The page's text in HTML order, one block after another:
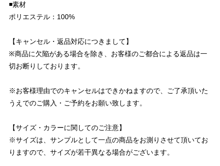
◾️素材
ポリエステル：100%
【キャンセル・返品対応につきまして】
※商品に欠陥がある場合を除き、お客様のご都合による返品は一
切お断りしております。
※お客様理由でのキャンセルはできかねますので、ご了承頂いた
うえでのご購入・ご予約をお願い致します。
【サイズ・カラーに関してのご注意】
※サイズは、サンプルとして一点の商品をお測りさせて頂いてお
りますので、サイズが若干異なる場合がございます。